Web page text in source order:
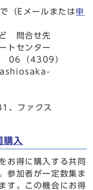
（Eメールまたは申
問合せ先
トセンター
06（4309）
、ファクス
購入
お得に購入する共同
参加者が一定数集ま
す。この機会にお得